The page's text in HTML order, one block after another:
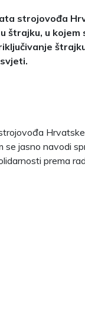
strojovođa
štrajku, u kojem
se jasno navodi
prema